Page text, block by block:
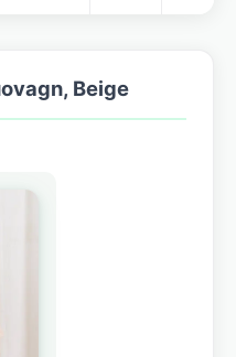
Beige